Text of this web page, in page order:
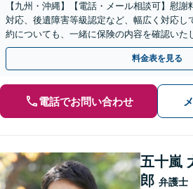
【九州・沖縄】【電話・メール相談可】慰
対応、後遺障害等級認定など、幅広く対応し
約についても、一緒に保険の内容を確認いた
さい。【休日・夜間面談可】
料金表を見る
電話でお問い合わせ
五十嵐
郎 弁護士